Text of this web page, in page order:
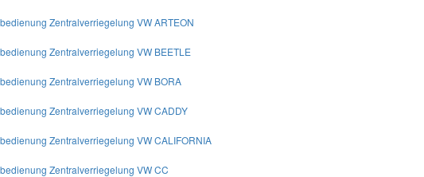
Zentralverriegelung VW ARTEON
Zentralverriegelung VW BEETLE
Zentralverriegelung VW BORA
Zentralverriegelung VW CADDY
Zentralverriegelung VW CALIFORNIA
Zentralverriegelung VW CC